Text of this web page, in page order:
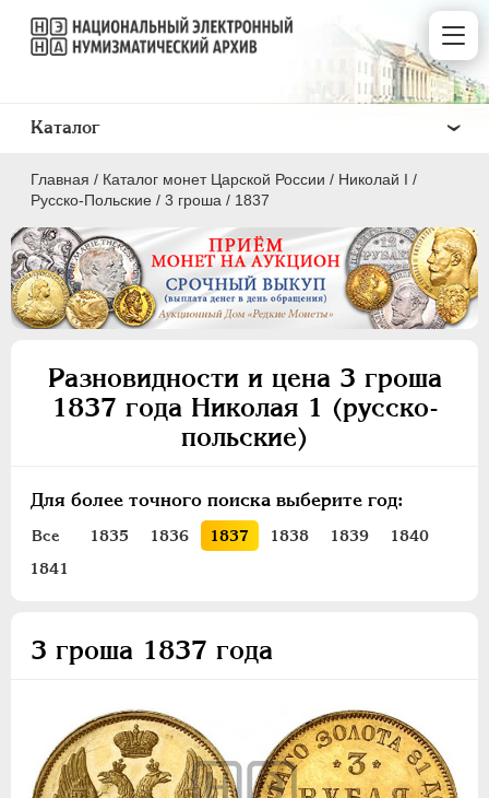
Главная / Каталог монет Царской России / Николай I /
Русско-Польские / 3 гроша / 1837
Разновидности и цена 3 гроша
1837 года Николая 1 (русско-
польские)
Для более точного поиска выберите год:
Все 1835 1836 1837 1838 1839
1840
1841
3 гроша 1837 года
Каталог
ПEТР I 1699 - 1725
ПЕТР II 1727-1729
АННА ИОАННОВНА 1730-1740
ИОАНН АНТОНОВИЧ 1740-1741
ПЕТР III 1762-1762
ЕКАТЕРИНА II
1762-1796
ПАВЕЛ I
Платина
Серебро
Медь
Пробные